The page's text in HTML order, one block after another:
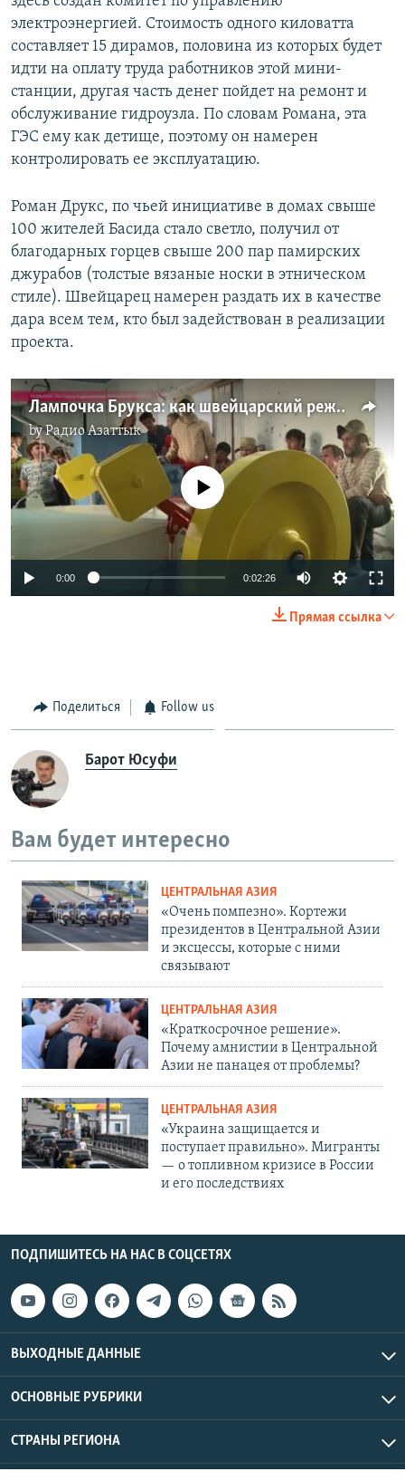
электроэнергией. Стоимость одного киловатта
составляет 15 дирамов, половина из которых будет
идти на оплату труда работников этой мини-
станции, другая часть денег пойдет на ремонт и
обслуживание гидроузла. По словам Романа, эта
ГЭС ему как детище, поэтому он намерен
контролировать ее эксплуатацию.
Роман Друкс, по чьей инициативе в домах свыше
100 жителей Басида стало светло, получил от
благодарных горцев свыше 200 пар памирских
джурабов (толстые вязаные носки в этническом
стиле). Швейцарец намерен раздать их в качестве
дара всем тем, кто был задействован в реализации
проекта.
Лампочка Брукса: как швейцарский режиссер построил ГЭС для горного кишлака
byРадио Азаттык
No media source currently available
0:00 0:02:26
Прямая ссылка
Поделиться Follow us
Барот Юсуфи
Вам будет интересно
ЦЕНТРАЛЬНАЯ АЗИЯ
«Очень помпезно». Кортежи
президентов в Центральной Азии
и эксцессы, которые с ними
связывают
ЦЕНТРАЛЬНАЯ АЗИЯ
«Краткосрочное решение».
Почему амнистии в Центральной
Азии не панацея от проблемы?
ЦЕНТРАЛЬНАЯ АЗИЯ
«Украина защищается и
поступает правильно». Мигранты
— о топливном кризисе в России
и его последствиях
ПОДПИШИТЕСЬ НА НАС В СОЦСЕТЯХ
ВЫХОДНЫЕ ДАННЫЕ
ОСНОВНЫЕ РУБРИКИ
СТРАНЫ РЕГИОНА